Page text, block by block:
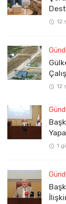
12
12
1